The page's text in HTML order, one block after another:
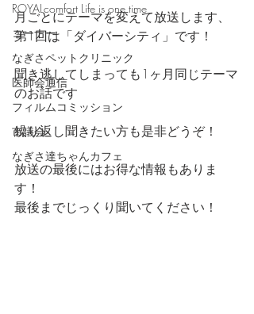
ROYALcomfort Life is one time
コーナー
なぎさペットクリニック
医師会通信
フィルムコミッション
市議会
なぎさ達ちゃんカフェ
月ごとにテーマを変えて放送します、
第1回は「ダイバーシティ」です！
聞き逃してしまっても1ヶ月同じテーマ
のお話です
繰り返し聞きたい方も是非どうぞ！
放送の最後にはお得な情報もありま
す！
最後までじっくり聞いてください！